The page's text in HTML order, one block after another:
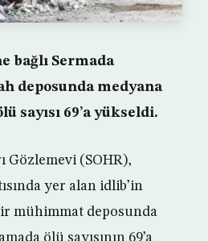
bağlı Sermada
deposunda medyana
sayısı 69’a yükseldi.
Gözlemevi (SOHR),
yer alan idlib’in
mühimmat deposunda